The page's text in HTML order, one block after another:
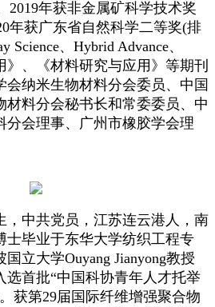
2019年获非金属矿科学技术奖
年获广东省自然科学二等奖(排
Science、Hybrid Advance、
》、《材料研究与应用》等期刊
会纳米生物材料分会委员、中国
材料分会秘书长和常委委员、中
分会理事、广州市橡胶学会理
，中共党员，江苏连云港人，南
士毕业于东华大学纺织工程专
立大学Ouyang Jianyong教授
选首批“中国科协青年人才托举
获第29届国际纤维增强聚合物